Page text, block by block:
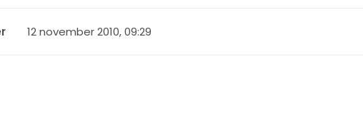
12 november 2010, 09:29